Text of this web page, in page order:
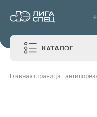
КАТАЛОГ
Главная страница -